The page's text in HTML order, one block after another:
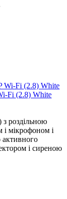
Fi (2.8) White
роздільною
мікрофоном і
і сиреною